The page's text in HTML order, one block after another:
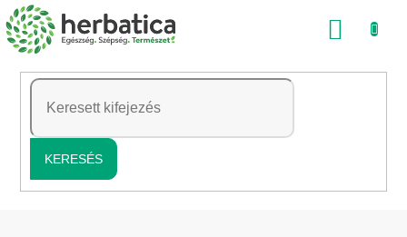
Ugrás
a
tartalomhoz
KERESÉS